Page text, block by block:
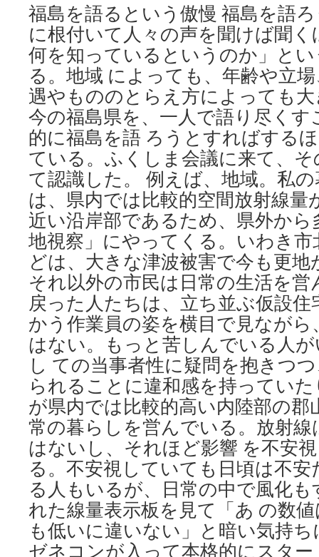
福島を語るという傲慢 福島を語
に根付いて人々の声を聞けば聞
何を知っているというのか」と
る。地域 によっても、年齢や立
遇やもののとらえ方によっても
今の福島県を、一人で語り尽く
的に福島を語 ろうとすればする
ている。ふくしま会議に来て、
て認識した。 例えば、地域。私
は、県内では比較的空間放射線量
近い沿岸部であるため、県外か
地視察」にやってくる。いわき
どは、大きな津波被害で今も更
それ以外の市民は日常の生活を
戻った人たちは、立ち並ぶ仮設
かう作業員の姿を横目で見なが
はない。もっと苦しんでいる人
し ての当事者性に疑問を抱きつ
られることに違和感を持ってい
が県内では比較的高い内陸部の郡
常の暮らしを営んでいる。放射
はないし、それほど影響 を不安
る。不安視していても日頃は不
る人もいるが、日常の中で風化
れた線量表示板を見て「あ の数
も低いに違いない」と暗い気持
ゼネコンが入って本格的にスタ